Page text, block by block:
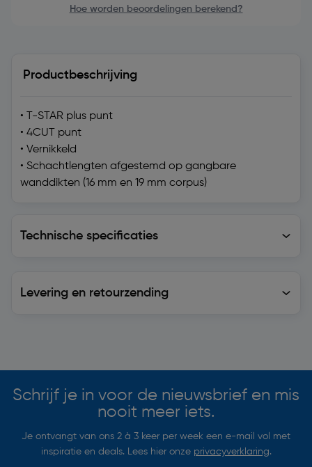
Hoe worden beoordelingen berekend?
Productbeschrijving
• T-STAR plus punt
• 4CUT punt
• Vernikkeld
• Schachtlengten afgestemd op gangbare
wanddikten (16 mm en 19 mm corpus)
Technische specificaties
Levering en retourzending
Schrijf je in voor de nieuwsbrief en mis
nooit meer iets.
Je ontvangt van ons 2 à 3 keer per week een e-mail vol met
inspiratie en deals. Lees hier onze privacyverklaring.